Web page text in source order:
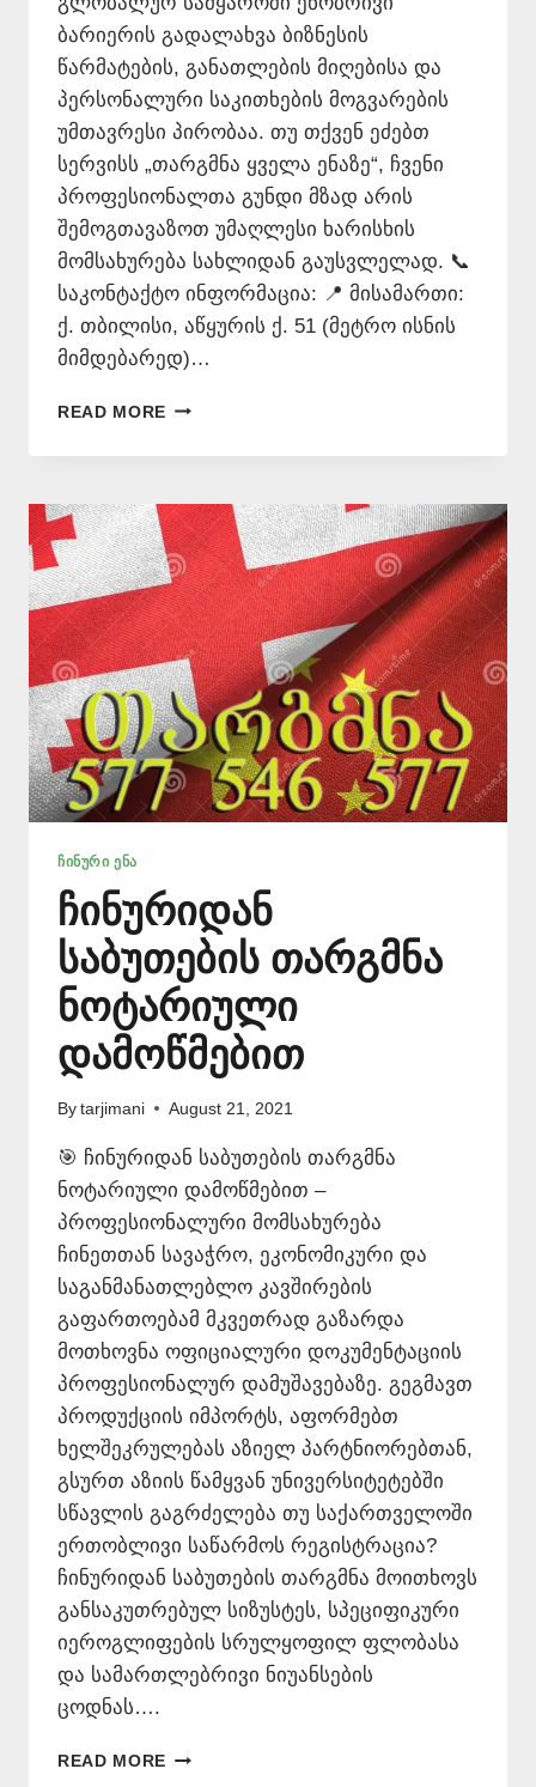
ბარიერის გადალახვა ბიზნესის
წარმატების, განათლების მიღებისა და
პერსონალური საკითხების მოგვარების
უმთავრესი პირობაა. თუ თქვენ ეძებთ
სერვისს „თარგმნა ყველა ენაზე“, ჩვენი
პროფესიონალთა გუნდი მზად არის
შემოგთავაზოთ უმაღლესი ხარისხის
მომსახურება სახლიდან გაუსვლელად. 📞
საკონტაქტო ინფორმაცია: 📍 მისამართი:
ქ. თბილისი, აწყურის ქ. 51 (მეტრო ისნის
მიმდებარედ)…
READ MORE ᲗᲐᲠᲒᲛᲜᲐ
ᲔᲜᲐᲖᲔ
577
546
577
ᲩᲘᲜᲣᲠᲘ ᲔᲜᲐ
ჩინურიდან
საბუთების თარგმნა
ნოტარიული
დამოწმებით
By tarjimani August 21, 2021
🎯 ჩინურიდან საბუთების თარგმნა
ნოტარიული დამოწმებით –
პროფესიონალური მომსახურება
ჩინეთთან სავაჭრო, ეკონომიკური და
საგანმანათლებლო კავშირების
გაფართოებამ მკვეთრად გაზარდა
მოთხოვნა ოფიციალური დოკუმენტაციის
პროფესიონალურ დამუშავებაზე. გეგმავთ
პროდუქციის იმპორტს, აფორმებთ
ხელშეკრულებას აზიელ პარტნიორებთან,
გსურთ აზიის წამყვან უნივერსიტეტებში
სწავლის გაგრძელება თუ საქართველოში
ერთობლივი საწარმოს რეგისტრაცია?
ჩინურიდან საბუთების თარგმნა მოითხოვს
განსაკუთრებულ სიზუსტეს, სპეციფიკური
იეროგლიფების სრულყოფილ ფლობასა
და სამართლებრივი ნიუანსების
ცოდნას….
READ MORE ᲩᲘᲜᲣᲠᲘᲓᲐᲜ